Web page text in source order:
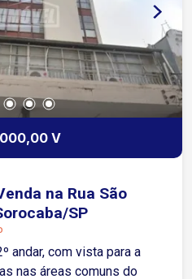
V
na Rua São
SP
andar, com vista para a
nas áreas comuns do